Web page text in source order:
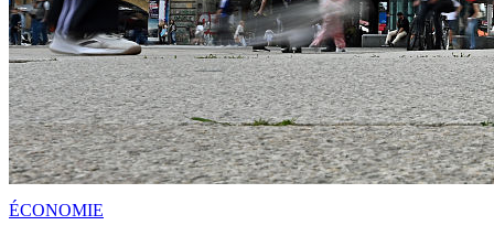
ÉCONOMIE